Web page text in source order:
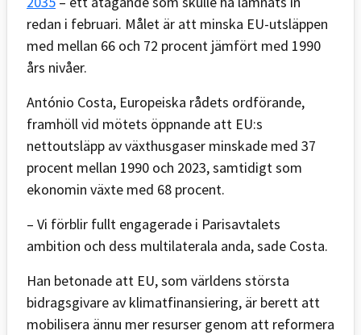
redan i februari. Målet är att minska EU-utsläppen
med mellan 66 och 72 procent jämfört med 1990
års nivåer.
António Costa, Europeiska rådets ordförande,
framhöll vid mötets öppnande att EU:s
nettoutsläpp av växthusgaser minskade med 37
procent mellan 1990 och 2023, samtidigt som
ekonomin växte med 68 procent.
– Vi förblir fullt engagerade i Parisavtalets
ambition och dess multilaterala anda, sade Costa.
Han betonade att EU, som världens största
bidragsgivare av klimatfinansiering, är berett att
mobilisera ännu mer resurser genom att reformera